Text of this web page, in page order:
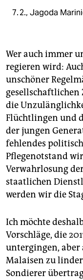
unterstützen
genossenschaft
epaper login
7. 2., Jagoda
Wer auch immer
regieren wird:
unschöner
die
Flüchtlingen und
der jungen
fehlendes
Pflegenotstand
Verwahrlosung
staatlichen
werden wir die
Ich möchte
Vorschläge, die
untergingen, aber
Malaisen zu
Sondierer